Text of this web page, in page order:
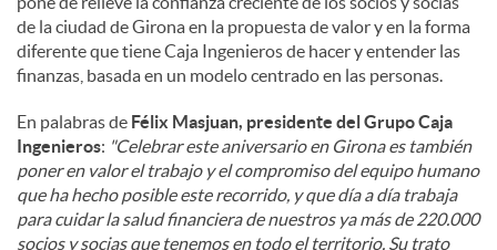
de la ciudad de Girona en la propuesta de valor y en la forma
diferente que tiene Caja Ingenieros de hacer y entender las
finanzas, basada en un modelo centrado en las personas.
En palabras de Félix Masjuan, presidente del Grupo Caja
Ingenieros: "Celebrar este aniversario en Girona es también
poner en valor el trabajo y el compromiso del equipo humano
que ha hecho posible este recorrido, y que día a día trabaja
para cuidar la salud financiera de nuestros ya más de 220.000
socios y socias que tenemos en todo el territorio. Su trato